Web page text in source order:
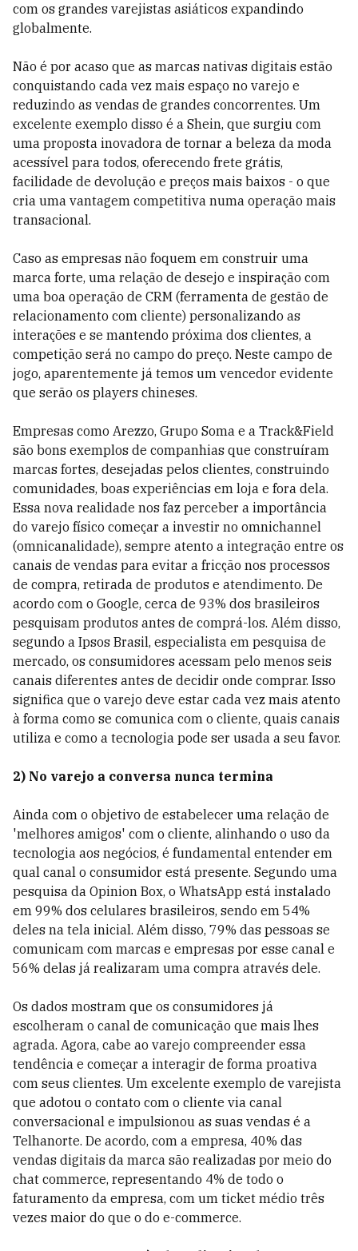
com os grandes varejistas asiáticos expandindo
globalmente.
Não é por acaso que as marcas nativas digitais estão
conquistando cada vez mais espaço no varejo e
reduzindo as vendas de grandes concorrentes. Um
excelente exemplo disso é a Shein, que surgiu com
uma proposta inovadora de tornar a beleza da moda
acessível para todos, oferecendo frete grátis,
facilidade de devolução e preços mais baixos - o que
cria uma vantagem competitiva numa operação mais
transacional.
Caso as empresas não foquem em construir uma
marca forte, uma relação de desejo e inspiração com
uma boa operação de CRM (ferramenta de gestão de
relacionamento com cliente) personalizando as
interações e se mantendo próxima dos clientes, a
competição será no campo do preço. Neste campo de
jogo, aparentemente já temos um vencedor evidente
que serão os players chineses.
Empresas como Arezzo, Grupo Soma e a Track&Field
são bons exemplos de companhias que construíram
marcas fortes, desejadas pelos clientes, construindo
comunidades, boas experiências em loja e fora dela.
Essa nova realidade nos faz perceber a importância
do varejo físico começar a investir no omnichannel
(omnicanalidade), sempre atento a integração entre os
canais de vendas para evitar a fricção nos processos
de compra, retirada de produtos e atendimento. De
acordo com o Google, cerca de 93% dos brasileiros
pesquisam produtos antes de comprá-los. Além disso,
segundo a Ipsos Brasil, especialista em pesquisa de
mercado, os consumidores acessam pelo menos seis
canais diferentes antes de decidir onde comprar. Isso
significa que o varejo deve estar cada vez mais atento
à forma como se comunica com o cliente, quais canais
utiliza e como a tecnologia pode ser usada a seu favor.
2) No varejo a conversa nunca termina
Ainda com o objetivo de estabelecer uma relação de
'melhores amigos' com o cliente, alinhando o uso da
tecnologia aos negócios, é fundamental entender em
qual canal o consumidor está presente. Segundo uma
pesquisa da Opinion Box, o WhatsApp está instalado
em 99% dos celulares brasileiros, sendo em 54%
deles na tela inicial. Além disso, 79% das pessoas se
comunicam com marcas e empresas por esse canal e
56% delas já realizaram uma compra através dele.
Os dados mostram que os consumidores já
escolheram o canal de comunicação que mais lhes
agrada. Agora, cabe ao varejo compreender essa
tendência e começar a interagir de forma proativa
com seus clientes. Um excelente exemplo de varejista
que adotou o contato com o cliente via canal
conversacional e impulsionou as suas vendas é a
Telhanorte. De acordo, com a empresa, 40% das
vendas digitais da marca são realizadas por meio do
chat commerce, representando 4% de todo o
faturamento da empresa, com um ticket médio três
vezes maior do que o do e-commerce.